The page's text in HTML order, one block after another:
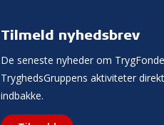
Tilmeld nyhedsbrev
De seneste nyheder om
TryghedsGruppens aktiviteter
indbakke.